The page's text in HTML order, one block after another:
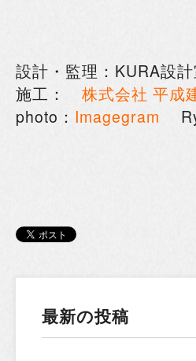
設計・監理：KURA設
施工： 株式会社 平成
photo： Imagegram
最新の投稿